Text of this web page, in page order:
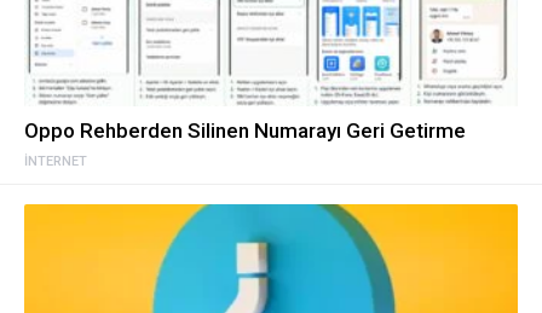
İNTERNET
Oppo Rehberden Silinen Numarayı Geri Getirme